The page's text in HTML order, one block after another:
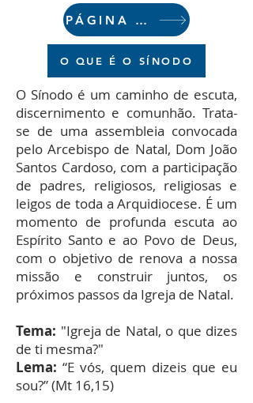
PÁGINA INICIAL
O QUE É O SÍNODO
O Sínodo é um caminho de escuta,
discernimento e comunhão. Trata-
se de uma assembleia convocada
pelo Arcebispo de Natal, Dom João
Santos Cardoso, com a participação
de padres, religiosos, religiosas e
leigos de toda a Arquidiocese. É um
momento de profunda escuta ao
Espírito Santo e ao Povo de Deus,
com o objetivo de renova a nossa
missão e construir juntos, os
próximos passos da Igreja de Natal.
Tema: "Igreja de Natal, o que dizes
de ti mesma?"
Lema: “E vós, quem dizeis que eu
sou?” (Mt 16,15)